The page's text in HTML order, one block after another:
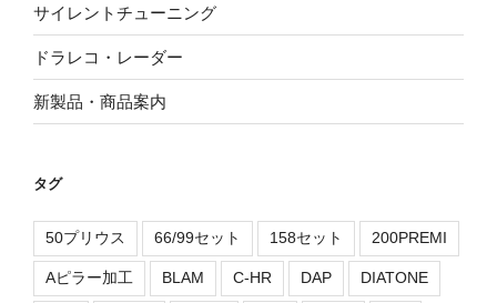
サイレントチューニング
ドラレコ・レーダー
新製品・商品案内
タグ
50プリウス 66/99セット 158セット 200PREMI
Aピラー加工 BLAM C-HR DAP DIATONE